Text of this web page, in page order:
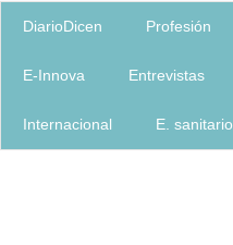
DiarioDicen Profesión
E-Innova Entrevistas
Internacional E. sanitario